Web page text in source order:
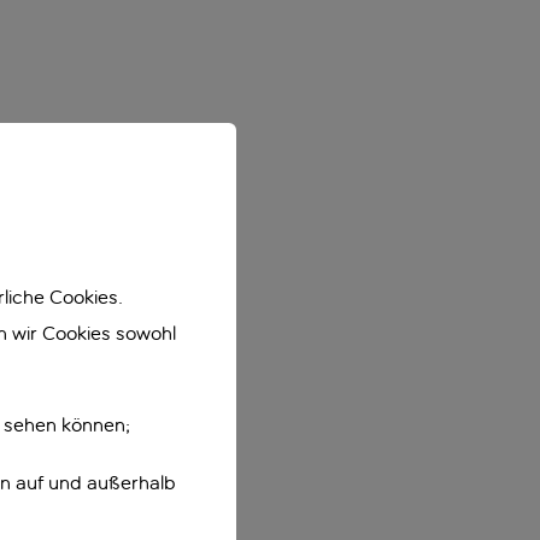
Cookies.
wir Cookies sowohl
können;
auf und außerhalb